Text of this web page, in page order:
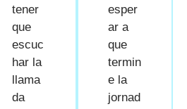
tener
que
escuc
har la
llama
da
esper
ar a
que
termin
e la
jornad